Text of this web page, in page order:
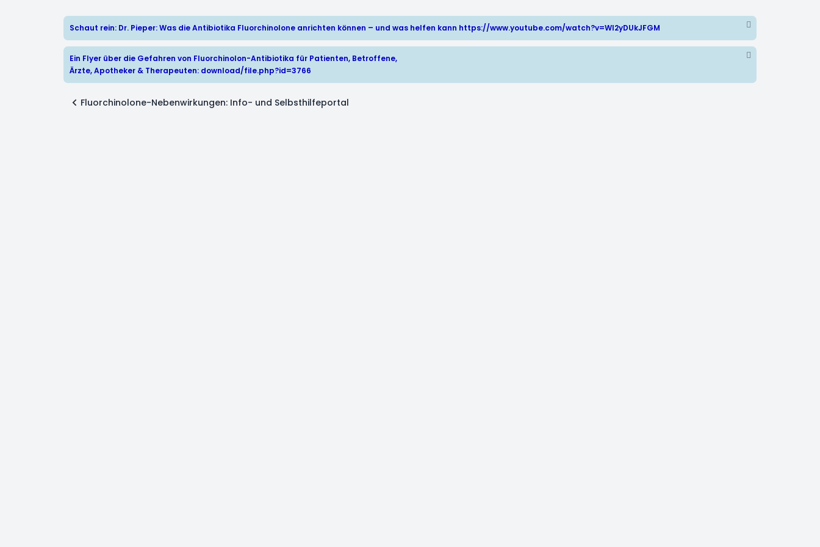
Schaut rein: Dr. Pieper: Was die Antibiotika Fluorchinolone anrichten können – und was helfen kann https://www.youtube.com/watch?v=WI2yDUkJFGM
Ein Flyer über die Gefahren von Fluorchinolon-Antibiotika für Patienten, Betroffene,
Ärzte, Apotheker & Therapeuten: download/file.php?id=3766
Fluorchinolone-Nebenwirkungen: Info- und Selbsthilfeportal